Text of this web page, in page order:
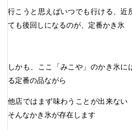
行こうと思えばいつでも行ける、近
ても後回しになるのが、定番かき氷
しかも、ここ「みこや」のかき氷に
る定番の品ながら
他店ではまず味わうことが出来ない
そんなかき氷が存在します